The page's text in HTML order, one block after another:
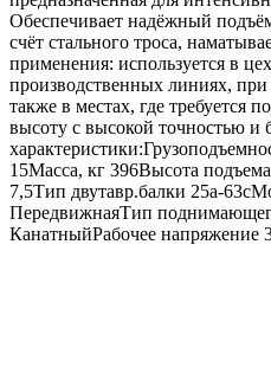
Обеспечивает надёжный
счёт стального троса,
применения: используется в
производственных линиях,
также в местах, где требуется
высоту с высокой точностью и
15Масса, кг 396Высота
7,5Тип двутавр.балки 25а-
ПередвижнаяТип
КанатныйРабочее напряжение